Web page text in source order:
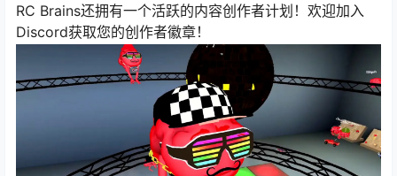
RC Brains还拥有一个活跃的内容创作者计划！欢迎加入
Discord获取您的创作者徽章！